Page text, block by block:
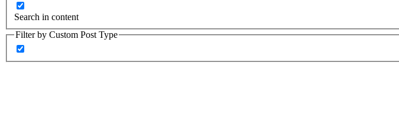
Search in content
Filter by Custom Post Type